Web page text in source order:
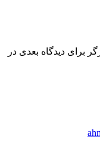
برای دیدگاه بعدی در